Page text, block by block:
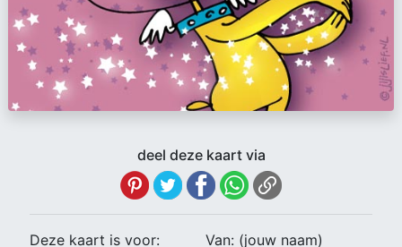
deel deze kaart via
Deze kaart is voor: Van: (jouw naam)